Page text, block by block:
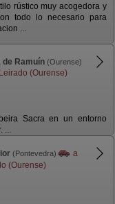
rústico muy acogedora y
todo lo necesario para
...
de Ramuín (Ourense)
(Ourense)
Sacra en un entorno
...
(Pontevedra)
a
(Ourense)